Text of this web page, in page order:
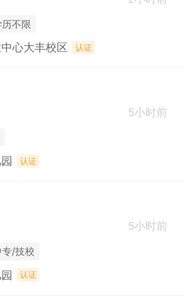
历不限
心大丰校区 认证
5小时前
认证
5小时前
专/技校
认证